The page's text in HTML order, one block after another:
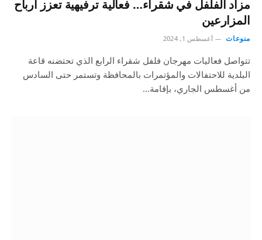
مزاد الفلفل في شقراء… فعالية ترفيهية تعزز أرباح
المزارعين
منوعات أغسطس 1, 2024
تتواصل فعاليات مهرجان فلفل شقراء الرابع الذي تحتضنه قاعة
البلدية للاحتفالات والمؤتمرات بالمحافظة وتستمر حتى السادس
من أغسطس الجاري، بإقامة…